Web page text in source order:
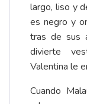
largo, liso y
es negro y
tras de sus
divierte
Valentina le
Cuando